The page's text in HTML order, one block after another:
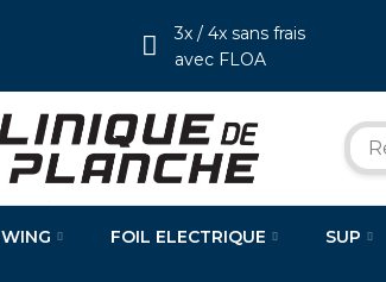
3x / 4x sans frais
avec FLOA
WING FOIL ELECTRIQUE SUP